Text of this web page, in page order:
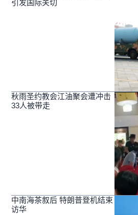
引发国际关切
秋雨圣约教会江油聚会遭冲击
33人被带走
中南海茶叙后 特朗普登机结束
访华